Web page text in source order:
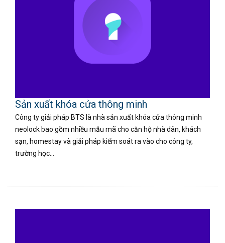
Sản xuất khóa cửa thông minh
Công ty giải pháp BTS là nhà sản xuất khóa cửa thông minh
neolock bao gồm nhiều mẫu mã cho căn hộ nhà dân, khách
sạn, homestay và giải pháp kiểm soát ra vào cho công ty,
trường học...